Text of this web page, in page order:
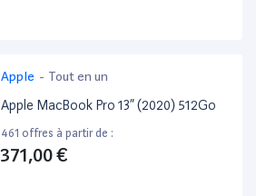
Apple - Tout en un
Apple MacBook Pro 13” (2020) 512Go
461 offres à partir de :
371,00 €